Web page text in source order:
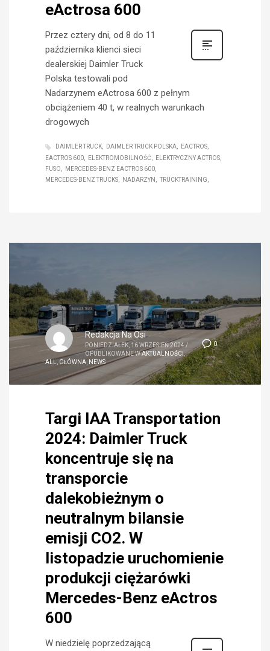
eActrosa 600
Przez cztery dni, od 8 do 11
października klienci sieci
dealerskiej Daimler Truck
Polska testowali pod
Nadarzynem eActrosa 600 z pełnym
obciążeniem 40 t, w realnych warunkach
drogowych
DAIMLER TRUCK DAIMLER TRUCK POLSKA
EACTROS
EACTROS 600
ELEKTROMOBILNOŚĆ
ELEKTRYCZNY ACTROS
FUSO
MERCEDES-BENZ EACTROS 600
MERCEDES-BENZ TRUCKS
NADARZYN TRUCKTRAINING
0
Redakcja Na Osi
PONIEDZIAŁEK, 16 WRZESIEŃ 2024 /
OPUBLIKOWANE WAKTUALNOŚCI ,
ALL
GŁÓWNA NEWS
Targi IAA Transportation
2024: Daimler Truck
koncentruje się na
transporcie
dalekobieżnym o
neutralnym bilansie
emisji CO2. W
listopadzie uruchomienie
produkcji ciężarówki
Mercedes-Benz eActros
600
W niedzielę poprzedzającą